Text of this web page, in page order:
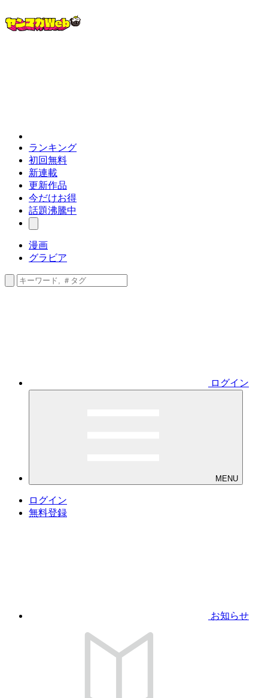
ランキング
初回無料
新連載
更新作品
今だけお得
話題沸騰中
漫画
グラビア
ログイン
MENU
ログイン
無料登録
お知らせ